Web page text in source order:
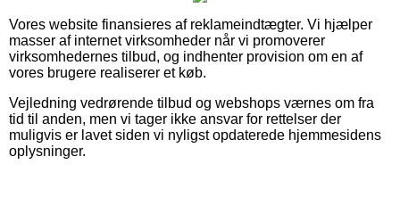
Vores website finansieres af reklameindtægter. Vi hjælper
masser af internet virksomheder når vi promoverer
virksomhedernes tilbud, og indhenter provision om en af
vores brugere realiserer et køb.
Vejledning vedrørende tilbud og webshops værnes om fra
tid til anden, men vi tager ikke ansvar for rettelser der
muligvis er lavet siden vi nyligst opdaterede hjemmesidens
oplysninger.